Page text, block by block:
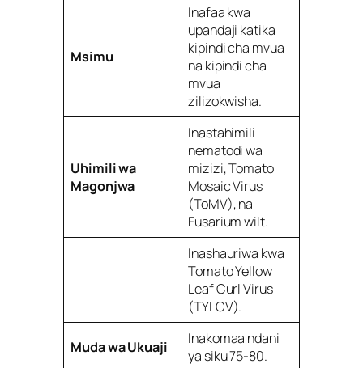
Msimu
Inafaa kwa
upandaji katika
kipindi cha mvua
na kipindi cha
mvua
zilizokwisha.
Uhimili wa
Magonjwa
Inastahimili
nematodi wa
mizizi, Tomato
Mosaic Virus
(ToMV), na
Fusarium wilt.
Inashauriwa kwa
Tomato Yellow
Leaf Curl Virus
(TYLCV).
Muda wa Ukuaji
Inakomaa ndani
ya siku 75-80.